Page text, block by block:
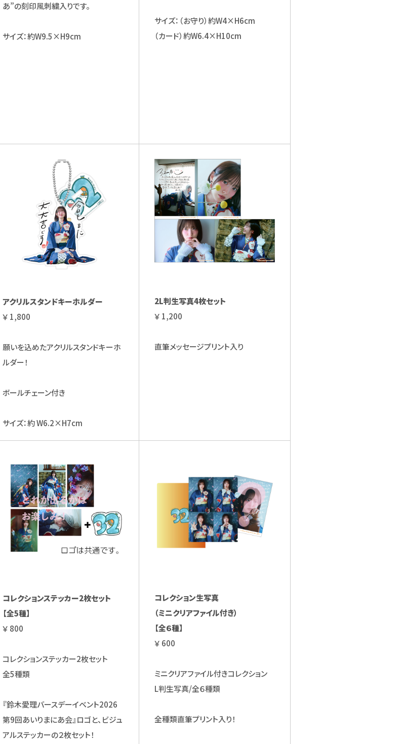
あ”の刻印風刺繍入りです。
サイズ：約W9.5×H9cm
サイズ：（お守り）約W4×H6cm
（カード）約W6.4×H10cm
アクリルスタンドキーホルダー
￥ 1,800
願いを込めたアクリルスタンドキーホ
ルダー！
ボールチェーン付き
サイズ：約 W6.2×H7cm
2L判生写真4枚セット
￥ 1,200
直筆メッセージプリント入り
コレクションステッカー2枚セット
【全5種】
￥ 800
コレクションステッカー2枚セット
全5種類
『鈴木愛理バースデーイベント2026
第9回あいりまにあ会』ロゴと、ビジュ
アルステッカーの２枚セット！
コレクション生写真
（ミニクリアファイル付き）
【全６種】
￥ 600
ミニクリアファイル付きコレクション
L判生写真/全６種類
全種類直筆プリント入り！